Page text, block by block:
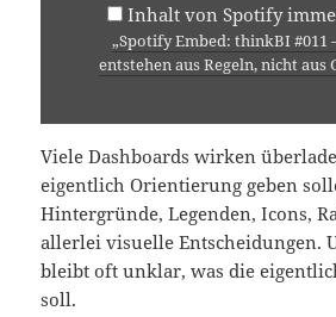
ANZEIGEN
Inhalt von Spotify
„Spotify Embed: thinkBI #011
entstehen aus Regeln, nicht aus
Viele Dashboards wirken
eigentlich Orientierung geben
Hintergründe, Legenden, Icons,
allerlei visuelle Entscheidungen.
bleibt oft unklar, was die
soll.